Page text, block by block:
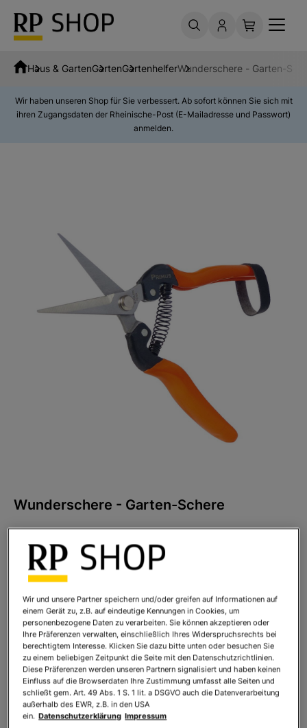
Haus & GartenGartenGartenhelferWunderschere - Garten-
Wir haben unseren Shop für Sie verbessert. Ab sofort können Sie sich mit
ihren Zugangsdaten der Rheinische-Post (E-Mailadresse und Passwort)
anmelden.
Wunderschere - Garten-Schere
Art.Nr.:9006
Sofort lieferbar
Ihr Preis:24,95 €*
* inkl. MwSt. zzgl.Versandkosten
Anzahl: In den Warenkorb
Wir und unsere Partner speichern und/oder greifen auf Informationen auf
einem Gerät zu, z.B. auf eindeutige Kennungen in Cookies, um
personenbezogene Daten zu verarbeiten. Sie können akzeptieren oder
Ihre Präferenzen verwalten, einschließlich Ihres Widerspruchsrechts bei
berechtigtem Interesse. Klicken Sie dazu bitte unten oder besuchen Sie
zu einem beliebigen Zeitpunkt die Seite mit den Datenschutzrichtlinien.
Diese Präferenzen werden unseren Partnern signalisiert und haben keinen
Einfluss auf die Browserdaten Ihre Zustimmung umfasst alle Seiten und
schließt gem. Art. 49 Abs. 1 S. 1 lit. a DSGVO auch die Datenverarbeitung
außerhalb des EWR, z.B. in den USA
ein. Datenschutzerklärung Impressum